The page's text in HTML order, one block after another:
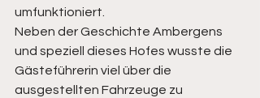
umfunktioniert.
Neben der Geschichte Ambergens
und speziell dieses Hofes wusste die
Gästeführerin viel über die
ausgestellten Fahrzeuge zu